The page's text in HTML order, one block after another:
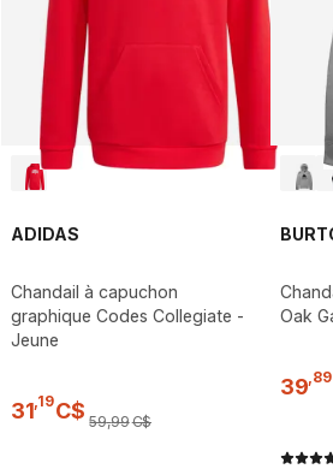
ADIDAS
Chandail à capuchon
graphique Codes Collegiate -
Jeune
31 19C$ 59,99C$
Oak
39 89